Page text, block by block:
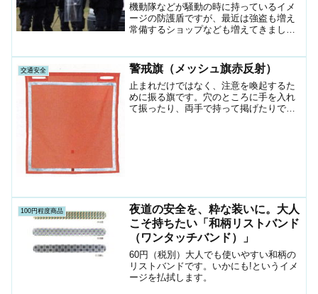
機動隊などが騒動の時に持っているイメ
ージの防護盾ですが、最近は強盗も増え
常備するショップなども増えてきまし
交通安全 警戒旗（メッシュ旗赤反射）
止まれだけではなく、注意を喚起するた
めに振る旗です。穴のところに手を入れ
て振ったり、両手で持って掲げたりでき
100円程度商品
夜道の安全を、粋な装いに。大人
こそ持ちたい「和柄リストバンド
（ワンタッチバンド）」
60円（税別）大人でも使いやすい和柄の
リストバンドです。いかにも!というイメ
ージを払拭します。